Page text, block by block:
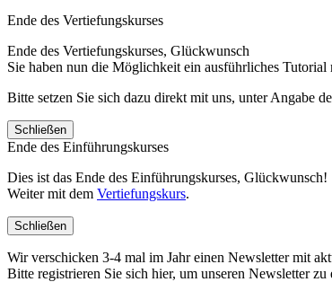
Ende des Vertiefungskurses
Ende des Vertiefungskurses, Glückwunsch
Sie haben nun die Möglichkeit ein ausführliches
Bitte setzen Sie sich dazu direkt mit uns, unter Angabe
Schließen
Ende des Einführungskurses
Dies ist das Ende des Einführungskurses, Glückwunsch!
Weiter mit dem Vertiefungskurs.
Schließen
Wir verschicken 3-4 mal im Jahr einen Newsletter mit
Bitte registrieren Sie sich hier, um unseren Newsletter